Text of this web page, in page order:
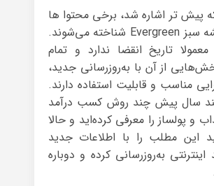
پیش تر اشاره شد، برخی محتوا ها
به نام همیشه سبز Evergreen شناخته می‌شوند.
تاریخ انقضا ندارد و تمام
از آن با به‌روزرسانی جدید،
مناسب و قابلیت استفاده دارند.
سال پیش چند روش کسب درآمد
و پولساز را معرفی کرده‌اید و حالا
این مطلب را با اطلاعات جدید
اینترنتی به‌روزرسانی کرده و دوباره